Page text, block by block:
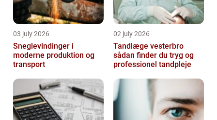
03 july 2026
Sneglevindinger i
moderne produktion og
transport
02 july 2026
Tandlæge vesterbro
sådan finder du tryg og
professionel tandpleje